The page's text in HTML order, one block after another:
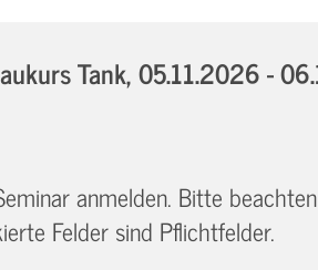
Tank,05.11.2026 -
anmelden. Bitte
Felder sind Pflichtfelder.